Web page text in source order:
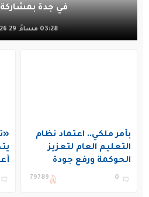
في جدة بمشاركة 19
03:28 مساءً, 29 Jul 2026
بأمر ملكي.. اعتماد نظام
التعليم العام لتعزيز
الحوكمة ورفع جودة
التعليم في المملكة
0
79789